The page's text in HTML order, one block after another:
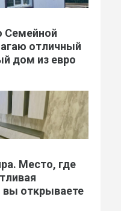
Семейной
отличный
дом из евро
Место, где
вы открываете